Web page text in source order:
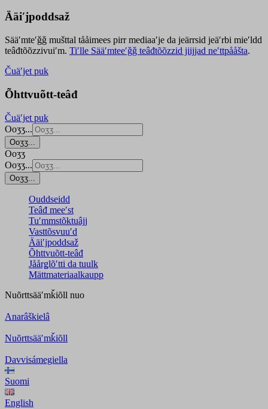
Ääiʹjpoddsaž
Sääʹmteʹǧǧ mušttal tååimees pirr mediaaʹje da jeärrsid jeäʹrbi mieʹldd
teâđtõõzzivuiʹm. Tiʹlle Sääʹmteeʹǧǧ teâđtõõzzid jiijjad neʹttpååšta.
Čuäʹjet puk
Õhttvuõtt-teâđ
Čuäʹjet puk
Ooʒʒ...
Ooʒʒ...
Ooʒʒ
Ooʒʒ...
Ooʒʒ...
Ouddseidd
Teâđ meeʹst
Tuʹmmstõktuâjj
Vasttõsvuuʹd
Ääiʹjpoddsaž
Õhttvuõtt-teâđ
Jåårǥlõʹtti da tuulk
Mättmateriaalkaupp
Nuõrttsääʹmǩiõll nuo
Anarâškielâ
Nuõrttsääʹmǩiõll
Davvisámegiella
Suomi
English